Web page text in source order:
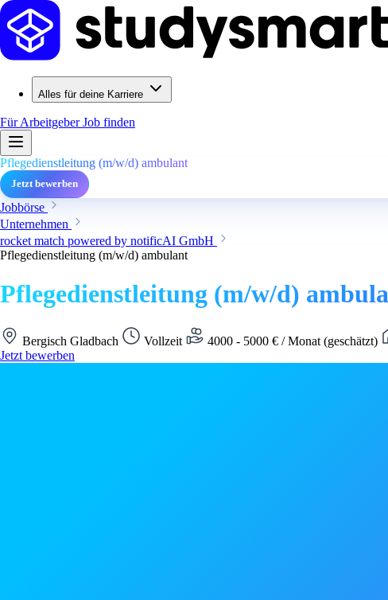
Alles für deine Karriere
Für ArbeitgeberJob finden
Pflegedienstleitung (m/w/d) ambulant
Jetzt bewerben
Jobbörse
Unternehmen
rocket match powered by notificAI GmbH
Pflegedienstleitung (m/w/d) ambulant
Pflegedienstleitung (m/w/d)
Bergisch Gladbach Vollzeit 4000 - 5000 € / Monat (geschätzt)
Jetzt bewerben